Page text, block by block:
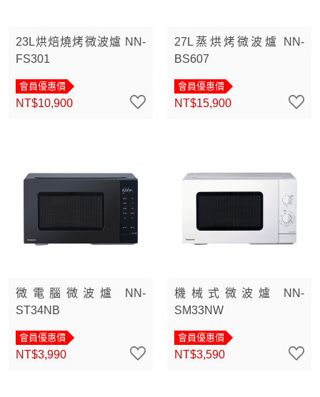
23L烘焙燒烤微波爐 NN-
FS301
會員優惠價
NT$10,900
27L蒸烘烤微波爐 NN-
BS607
會員優惠價
NT$15,900
微電腦微波爐 NN-
ST34NB
會員優惠價
NT$3,990
機械式微波爐 NN-
SM33NW
會員優惠價
NT$3,590